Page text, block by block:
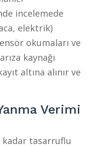
incelemede
elektrik)
okumaları ve
kaynağı
altına alınır ve
Verimi
tasarruflu